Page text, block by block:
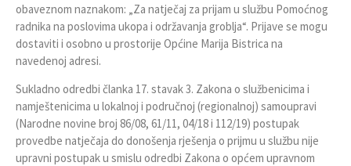
obaveznom naznakom: „Za natječaj za prijam u službu Pomoćnog
radnika na poslovima ukopa i održavanja groblja“. Prijave se mogu
dostaviti i osobno u prostorije Općine Marija Bistrica na
navedenoj adresi.
Sukladno odredbi članka 17. stavak 3. Zakona o službenicima i
namještenicima u lokalnoj i područnoj (regionalnoj) samoupravi
(Narodne novine broj 86/08, 61/11, 04/18 i 112/19) postupak
provedbe natječaja do donošenja rješenja o prijmu u službu nije
upravni postupak u smislu odredbi Zakona o općem upravnom